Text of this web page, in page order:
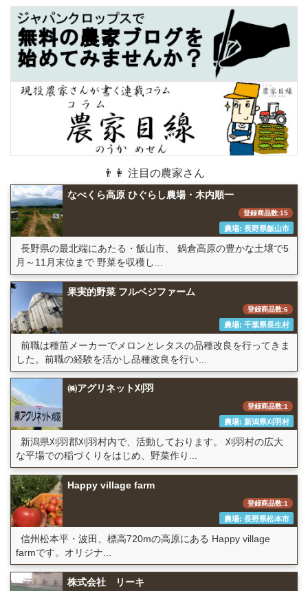
👨👩 注目の農家さん
なべくら高原 ひぐらし農場・木内順一
登録商品数:15
農場: 長野県飯山市
長野県の最北端にあたる・飯山市、 鍋倉高原の豊かな土壌で5
月～11月末位まで 野菜を収穫し...
果実的野菜 フルベジファーム
登録商品数:6
農場: 千葉県長生村
前職は種苗メーカーでメロンとレタスの品種改良を行ってきま
した。前職の経験を活かし品種改良を行い...
㈱アグリネット刈羽
登録商品数:1
農場: 新潟県刈羽村
新潟県刈羽郡刈羽村内で、活動しております。 刈羽村の広大
な平場での稲づくりをはじめ、野菜作り...
Happy village farm
登録商品数:1
農場: 長野県松本市
信州松本平・波田、標高720mの高原にある Happy village
farmです。オリジナ...
株式会社 リーキ